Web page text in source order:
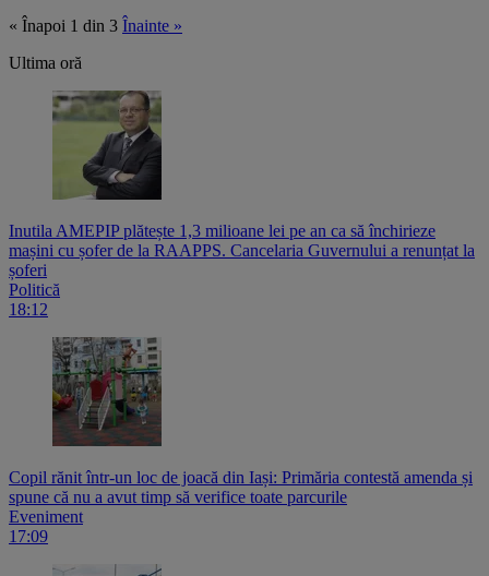
« Înapoi 1 din 3 Înainte »
Ultima oră
Inutila AMEPIP plătește 1,3 milioane lei pe an ca să închirieze
mașini cu șofer de la RAAPPS. Cancelaria Guvernului a renunțat la
șoferi
Politică
18:12
Copil rănit într-un loc de joacă din Iași: Primăria contestă amenda și
spune că nu a avut timp să verifice toate parcurile
Eveniment
17:09